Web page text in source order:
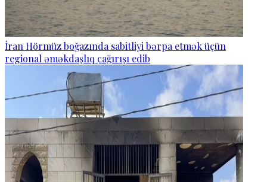
İran Hörmüz boğazında sabitliyi bərpa etmək üçün
regional əməkdaşlıq çağırışı edib